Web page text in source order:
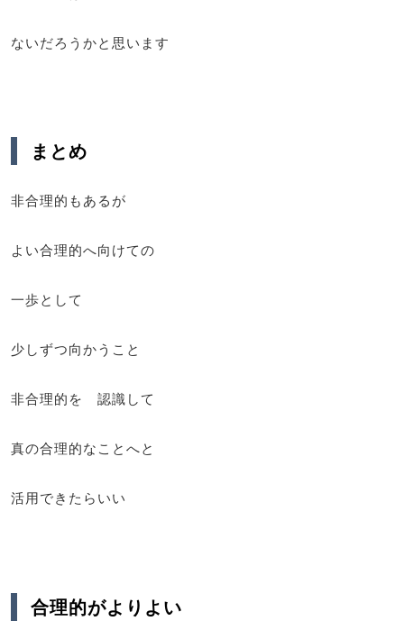
ないだろうかと思います
まとめ
非合理的もあるが
よい合理的へ向けての
一歩として
少しずつ向かうこと
非合理的を 認識して
真の合理的なことへと
活用できたらいい
合理的がよりよい